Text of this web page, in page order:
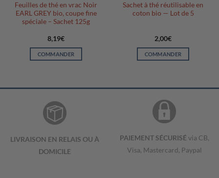
Feuilles de thé en vrac Noir
EARL GREY bio, coupe fine
spéciale – Sachet 125g
8,19€
COMMANDER
Sachet à thé réutilisable en
coton bio — Lot de 5
2,00€
COMMANDER
LIVRAISON EN RELAIS OU À
DOMICILE
PAIEMENT SÉCURISÉ via CB,
Visa, Mastercard, Paypal